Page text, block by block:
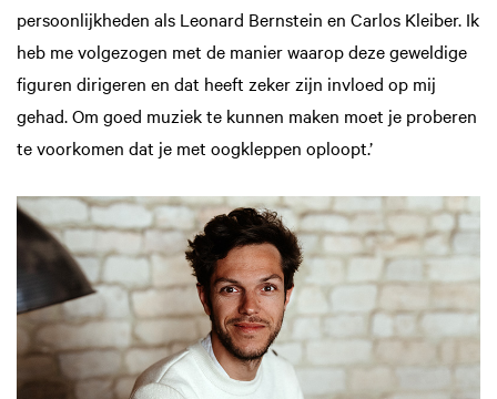
persoonlijkheden als Leonard Bernstein en Carlos Kleiber. Ik
heb me volgezogen met de manier waarop deze geweldige
figuren dirigeren en dat heeft zeker zijn invloed op mij
gehad. Om goed muziek te kunnen maken moet je proberen
te voorkomen dat je met oogkleppen oploopt.’